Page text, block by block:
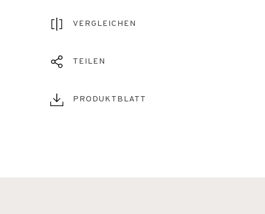
VERGLEICHEN
TEILEN
PRODUKTBLATT